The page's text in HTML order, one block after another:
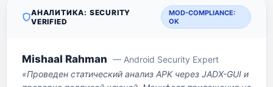
АНАЛИТИКА: SECURITY
VERIFIED
MOD-COMPLIANCE:
OK
Mishaal Rahman — Android Security Expert
«Проведен статический анализ APK через JADX-GUI и